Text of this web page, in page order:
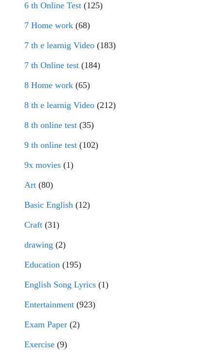
6 th Online Test (125)
7 Home work (68)
7 th e learnig Video (183)
7 th Online test (184)
8 Home work (65)
8 th e learnig Video (212)
8 th online test (35)
9 th online test (102)
9x movies (1)
Art (80)
Basic English (12)
Craft (31)
drawing (2)
Education (195)
English Song Lyrics (1)
Entertainment (923)
Exam Paper (2)
Exercise (9)